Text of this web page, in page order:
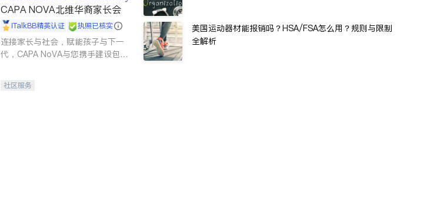
CAPA NOVA北维华裔家长会
iTalkBB精英认证 执照已核实
连接家长与社会，赋能孩子与下一
代，CAPA NoVA与您携手建设包
社区服务
美国运动器材能报销吗？HSA/FSA怎么用？规则与限制
全解析